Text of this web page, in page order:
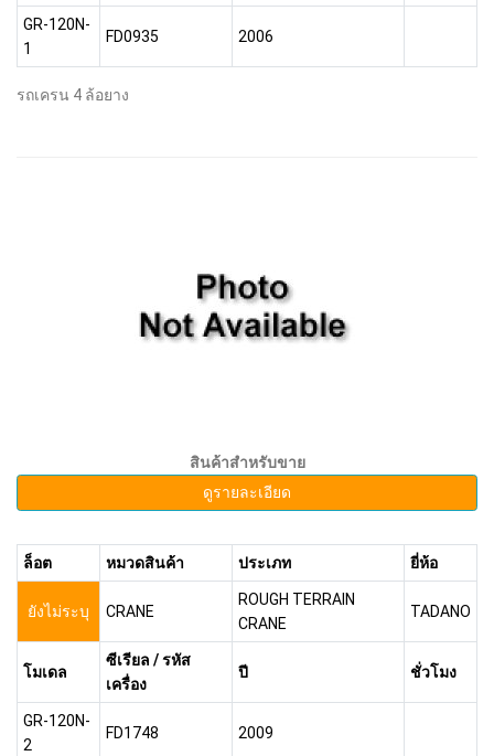
GR-120N-
1
FD0935 2006
รถเครน 4 ล้อยาง
สินค้าสำหรับขาย
ดูรายละเอียด
ล็อต หมวดสินค้า ประเภท ยี่ห้อ
ยังไม่ระบุ CRANE
ROUGH TERRAIN
CRANE
TADANO
โมเดล
ซีเรียล / รหัส
เครื่อง
ปี ชั่วโมง
GR-120N-
2
FD1748 2009